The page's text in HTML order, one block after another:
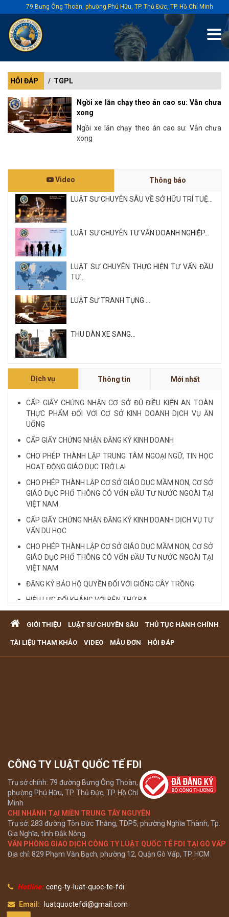
79 Bưng Ông Thoàn, phường Phú Hữu, TP. Thủ Đức, TP. Hồ Chí Minh
HỎI ĐÁP TGPL
Ngồi xe lăn chạy theo án cao su: Vẫn chưa
xong
Ngồi xe lăn chạy theo án cao su: Vẫn chưa
xong
Video Thông báo
LUẬT SƯ CHUYÊN SÂU VỀ SỞ HỮU TRÍ TUỆ...
LUẬT SƯ CHUYÊN TƯ VẤN DOANH NGHIỆP...
LUẬT SƯ CHUYÊN THỰC HIỆN TƯ VẤN ĐẦU
TƯ...
LUẬT SƯ TRANH TỤNG ...
THU DÀN XE SANG...
NỘI QUY VÀ QUY CHẾ CÔNG TY LUẬT QUỐC
LUẬT SƯ CHUYÊN VỀ HÌNH SỰ...
Xem tất cả
Dịch vụ Thông tin Mới nhất
CẤP GIẤY CHỨNG NHẬN CƠ SỞ ĐỦ ĐIỀU KIỆN AN TOÀN
THỰC PHẨM ĐỐI VỚI CƠ SỞ KINH DOANH DỊCH VỤ ĂN
UỐNG
CẤP GIẤY CHỨNG NHẬN ĐĂNG KÝ KINH DOANH
CHO PHÉP THÀNH LẬP TRUNG TÂM NGOẠI NGỮ, TIN HỌC
HOẠT ĐỘNG GIÁO DỤC TRỞ LẠI
CHO PHÉP THÀNH LẬP CƠ SỞ GIÁO DỤC MẦM NON, CƠ SỞ
GIÁO DỤC PHỔ THÔNG CÓ VỐN ĐẦU TƯ NƯỚC NGOÀI TẠI
VIỆT NAM
CẤP GIẤY CHỨNG NHẬN ĐĂNG KÝ KINH DOANH DỊCH VỤ TƯ
VẤN DU HỌC
CHO PHÉP THÀNH LẬP CƠ SỞ GIÁO DỤC MẦM NON, CƠ SỞ
GIÁO DỤC PHỔ THÔNG CÓ VỐN ĐẦU TƯ NƯỚC NGOÀI TẠI
VIỆT NAM
ĐĂNG KÝ BẢO HỘ QUYỀN ĐỐI VỚI GIỐNG CÂY TRỒNG
HIỆU LỰC ĐỐI KHÁNG VỚI BÊN THỨ BA
với đất
VĂN PHÒNG LUẬT SƯ TƯ VẤN MIỄN PHÍ QUA ĐIỆN THOẠI
GIỚI THIỆU LUẬT SƯ CHUYÊN SÂU THỦ TỤC HÀNH CHÍNH
TÀI LIỆU THAM KHẢO VIDEO MẪU ĐƠN HỎI ĐÁP
CÔNG TY LUẬT QUỐC TẾ FDI
Trụ sở chính: 79 đường Bưng Ông Thoàn,
phường Phú Hữu, TP. Thủ Đức, TP. Hồ Chí
Minh
CHI NHÁNH TẠI MIỀN TRUNG TÂY NGUYÊN
Trụ sở: 283 đường Tôn Đức Thắng, TDP5, phường Nghĩa Thành, Tp.
Gia Nghĩa, tỉnh Đắk Nông.
VĂN PHÒNG GIAO DỊCH CÔNG TY LUẬT QUỐC TÊ FDI TẠI GÒ VẤP
Địa chỉ: 829 Phạm Văn Bạch, phường 12, Quận Gò Vấp, TP. HCM
Hotline: cong-ty-luat-quoc-te-fdi
Email: luatquoctefdi@gmail.com